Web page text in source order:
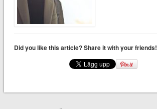
Did you like this article? Share it with your friends!